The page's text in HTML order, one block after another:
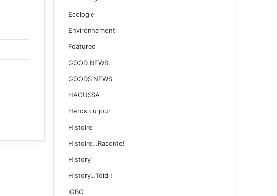
Ecologie
Environnement
Featured
GOOD NEWS
GOODS NEWS
HAOUSSA
Héros du jour
Histoire
Histoire…Raconte!
History
History…Told !
IGBO